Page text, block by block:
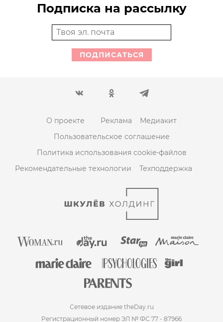
Подписка на рассылку
ПОДПИСАТЬСЯ
О проекте Реклама
Медиакит
Пользовательское соглашение
Политика использования cookie-файлов
Рекомендательные технологии
Техподдержка
Сетевое издание theDay.ru
Регистрационный номер ЭЛ № ФС 77 - 87966